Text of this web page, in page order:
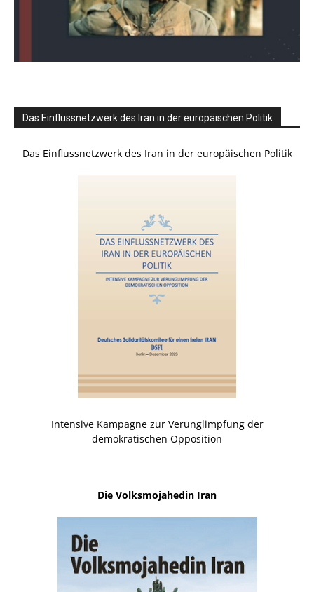
Das Einflussnetzwerk des Iran in der europäischen Politik
Das Einflussnetzwerk des Iran in der europäischen Politik
Intensive Kampagne zur Verunglimpfung der
demokratischen Opposition
Die Volksmojahedin Iran